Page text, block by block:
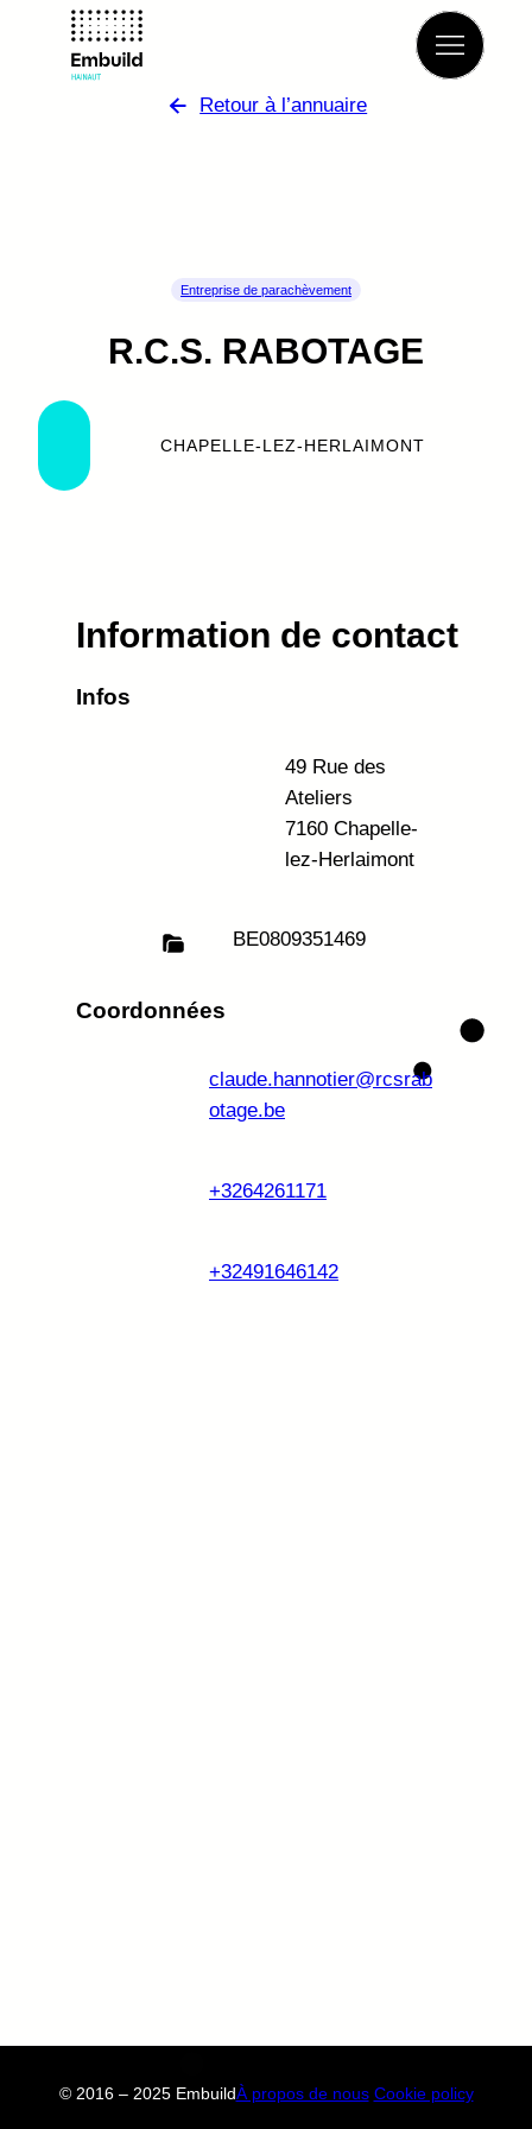
Retour à l’annuaire
Entreprise de parachèvement
R.C.S. RABOTAGE
CHAPELLE-LEZ-HERLAIMONT
Information de contact
Infos
49 Rue des
Ateliers
7160 Chapelle-
lez-Herlaimont
BE0809351469
Coordonnées
claude.hannotier@rcsrab
otage.be
+3264261171
+32491646142
© 2016 – 2025 EmbuildÀ propos de nous Cookie policy